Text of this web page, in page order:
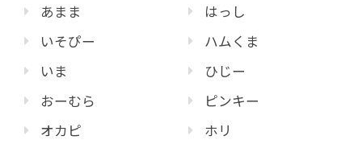
あまま
いそぴー
いま
おーむら
オカピ
はっし
ハムくま
ひじー
ピンキー
ホリ